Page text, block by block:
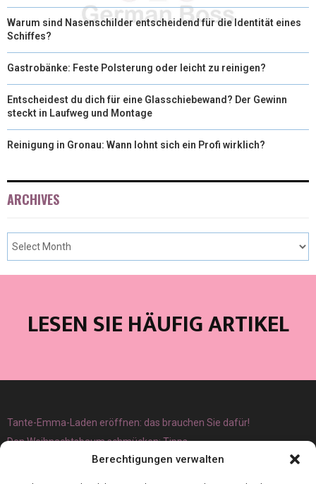
Berechtigungen verwalten
Warum sind Nasenschilder entscheidend für die Identität eines
Schiffes?
Gastrobänke: Feste Polsterung oder leicht zu reinigen?
Entscheidest du dich für eine Glasschiebewand? Der Gewinn
steckt in Laufweg und Montage
Reinigung in Gronau: Wann lohnt sich ein Profi wirklich?
ARCHIVES
LESEN SIE HÄUFIG ARTIKEL
Tante-Emma-Laden eröffnen: das brauchen Sie dafür!
Den Weihnachtsbaum schmücken: Tipps